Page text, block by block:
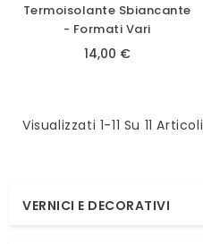
Termoisolante Sbiancante
- Formati Vari
14,00 €
Visualizzati 1-11 Su 11 Articoli
VERNICI E DECORATIVI